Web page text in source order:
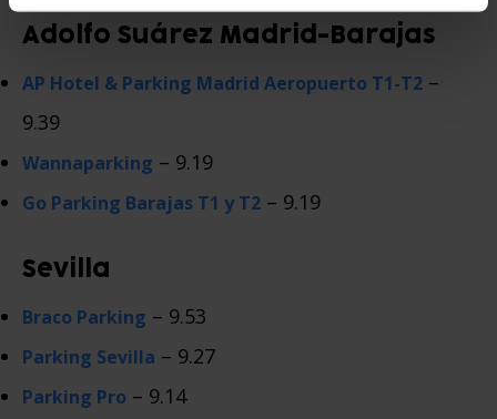
Adolfo Suárez Madrid-Barajas
AP Hotel & Parking Madrid Aeropuerto T1-T2 –
9.39
Wannaparking – 9.19
Go Parking Barajas T1 y T2 – 9.19
Sevilla
Braco Parking – 9.53
Parking Sevilla – 9.27
Parking Pro – 9.14